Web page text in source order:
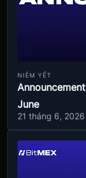
NIÊM YẾT
June
21 tháng 6, 2026